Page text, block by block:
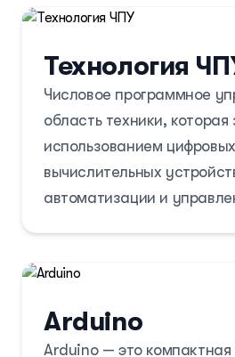
Технология
Числовое программное
область техники,
использованием цифровых
вычислительных
автоматизации и
Arduino
Arduino — это